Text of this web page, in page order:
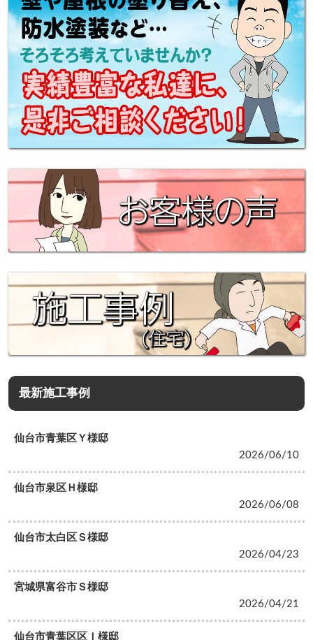
最新施工事例
仙台市青葉区Ｙ様邸
2026/06/10
仙台市泉区Ｈ様邸
2026/06/08
仙台市太白区Ｓ様邸
2026/04/23
宮城県富谷市Ｓ様邸
2026/04/21
仙台市青葉区区Ｉ様邸